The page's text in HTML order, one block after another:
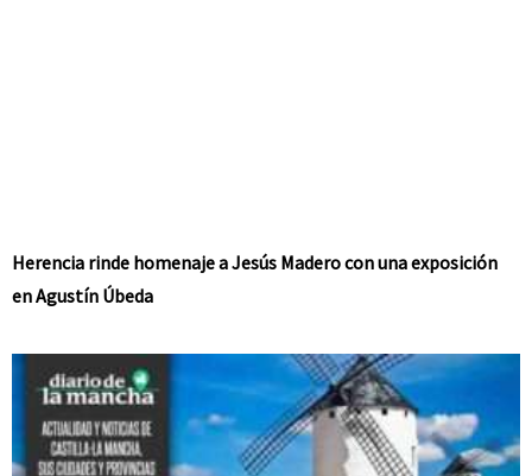
Herencia rinde homenaje a Jesús Madero con una exposición
en Agustín Úbeda